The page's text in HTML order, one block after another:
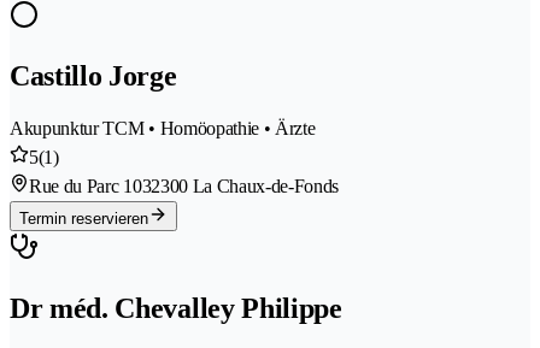
Castillo Jorge
Akupunktur TCM • Homöopathie • Ärzte
5(1)
Rue du Parc 1032300 La Chaux-de-Fonds
Termin reservieren
Dr méd. Chevalley Philippe